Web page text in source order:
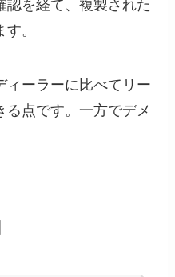
。
ィーラーに比べてリー
る点です。一方でデメ